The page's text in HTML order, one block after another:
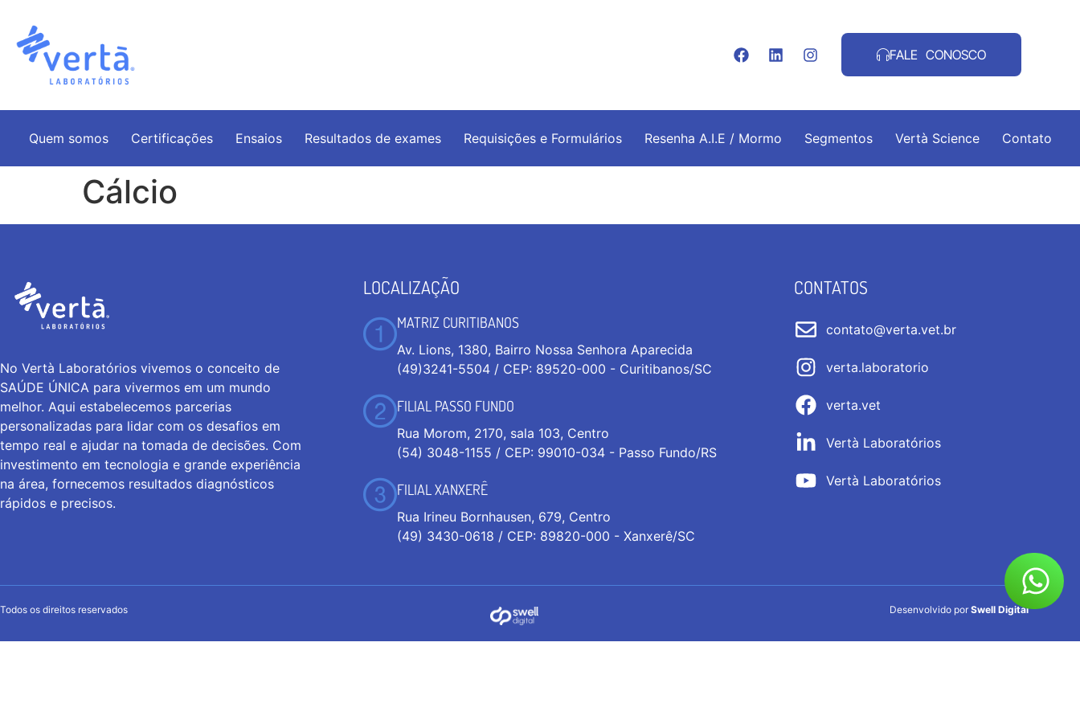
FALE CONOSCO
Quem somos Certificações Ensaios Resultados de exames Requisições e Formulários Resenha A.I.E / Mormo Segmentos Vertà Science Contato
Cálcio
No Vertà Laboratórios vivemos o conceito de
SAÚDE ÚNICA para vivermos em um mundo
melhor. Aqui estabelecemos parcerias
personalizadas para lidar com os desafios em
tempo real e ajudar na tomada de decisões. Com
investimento em tecnologia e grande experiência
na área, fornecemos resultados diagnósticos
rápidos e precisos.
LOCALIZAÇÃO
MATRIZ CURITIBANOS
Av. Lions, 1380, Bairro Nossa Senhora Aparecida
(49)3241-5504 / CEP: 89520-000 - Curitibanos/SC
FILIAL PASSO FUNDO
Rua Morom, 2170, sala 103, Centro
(54) 3048-1155 / CEP: 99010-034 - Passo Fundo/RS
FILIAL XANXERÊ
Rua Irineu Bornhausen, 679, Centro
(49) 3430-0618 / CEP: 89820-000 - Xanxerê/SC
CONTATOS
contato@verta.vet.br
verta.laboratorio
verta.vet
Vertà Laboratórios
Vertà Laboratórios
Todos os direitos reservados Desenvolvido por Swell Digital